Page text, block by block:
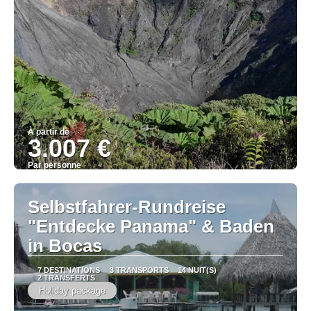
À partir de
3.007 €
Par personne
Afficher
Selbstfahrer-Rundreise
"Entdecke Panama" & Baden
in Bocas
7 DESTINATIONS 3 TRANSPORTS
14 NUIT(S)
2 TRANSFERTS
Holiday package